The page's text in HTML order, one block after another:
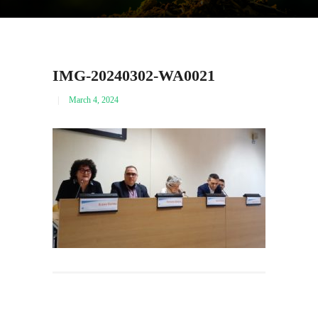
IMG-20240302-WA0021
March 4, 2024